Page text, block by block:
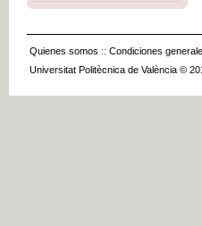
Quienes somos :: Condiciones
Universitat Politècnica de València ©